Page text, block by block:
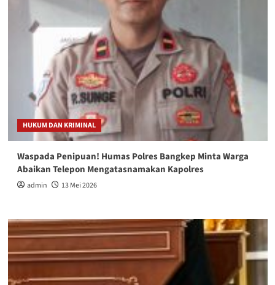
HUKUM DAN KRIMINAL
Waspada Penipuan! Humas Polres Bangkep Minta Warga
Abaikan Telepon Mengatasnamakan Kapolres
admin 13 Mei 2026